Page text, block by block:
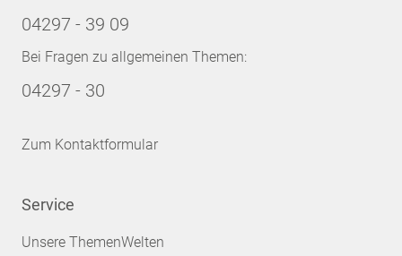
04297 - 39 09
Bei Fragen zu allgemeinen Themen:
04297 - 30
Zum Kontaktformular
Service
Unsere ThemenWelten